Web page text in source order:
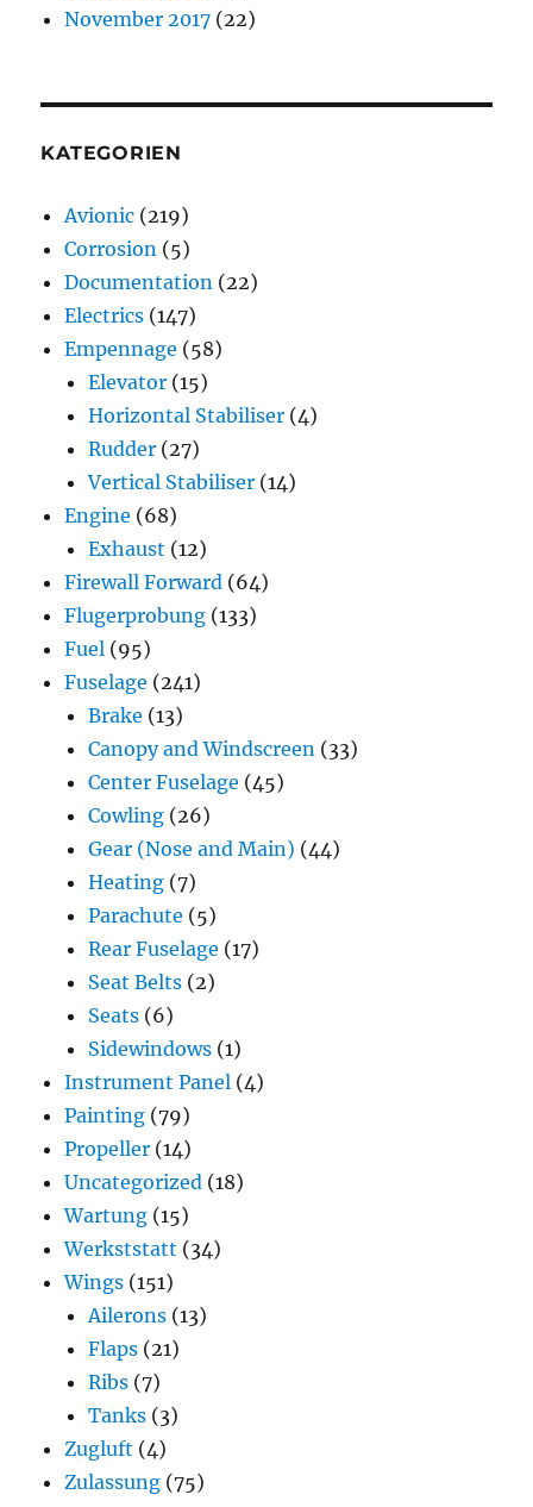
November 2017 (22)
KATEGORIEN
Avionic (219)
Corrosion (5)
Documentation (22)
Electrics (147)
Empennage (58)
Elevator (15)
Horizontal Stabiliser (4)
Rudder (27)
Vertical Stabiliser (14)
Engine (68)
Exhaust (12)
Firewall Forward (64)
Flugerprobung (133)
Fuel (95)
Fuselage (241)
Brake (13)
Canopy and Windscreen (33)
Center Fuselage (45)
Cowling (26)
Gear (Nose and Main) (44)
Heating (7)
Parachute (5)
Rear Fuselage (17)
Seat Belts (2)
Seats (6)
Sidewindows (1)
Instrument Panel (4)
Painting (79)
Propeller (14)
Uncategorized (18)
Wartung (15)
Werkststatt (34)
Wings (151)
Ailerons (13)
Flaps (21)
Ribs (7)
Tanks (3)
Zugluft (4)
Zulassung (75)